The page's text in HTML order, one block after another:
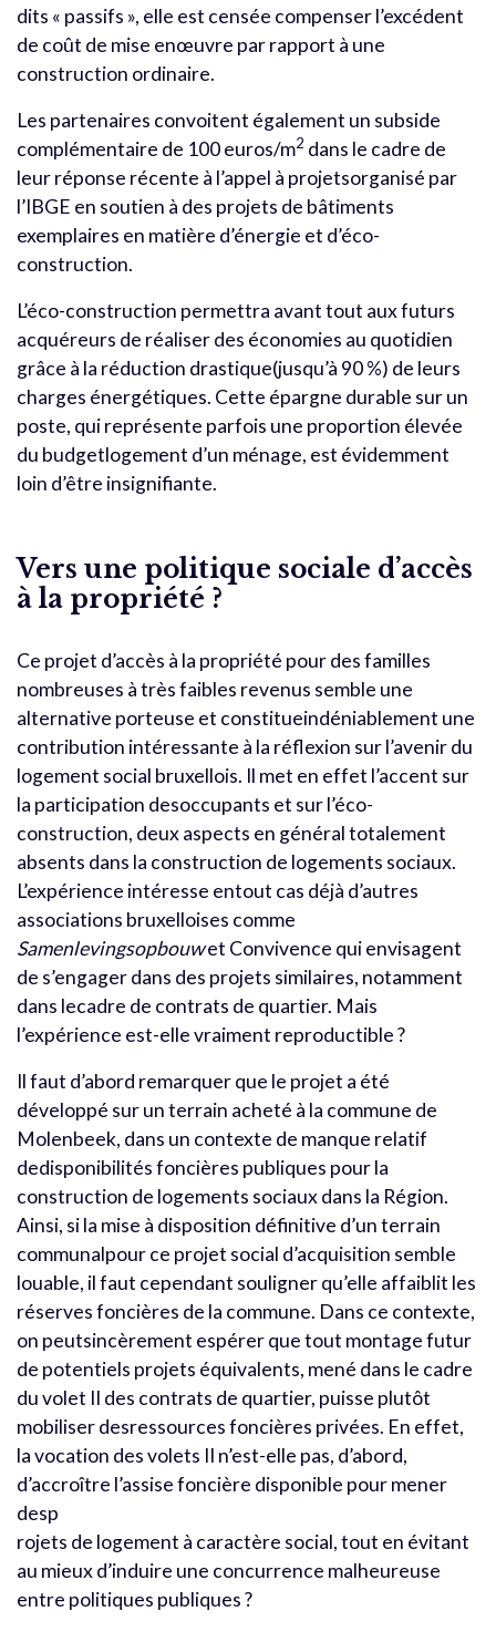
dits « passifs », elle est censée compenser l’excédent
de coût de mise enœuvre par rapport à une
construction ordinaire.
Les partenaires convoitent également un subside
complémentaire de 100 euros/m2 dans le cadre de
leur réponse récente à l’appel à projetsorganisé par
l’IBGE en soutien à des projets de bâtiments
exemplaires en matière d’énergie et d’éco-
construction.
L’éco-construction permettra avant tout aux futurs
acquéreurs de réaliser des économies au quotidien
grâce à la réduction drastique(jusqu’à 90 %) de leurs
charges énergétiques. Cette épargne durable sur un
poste, qui représente parfois une proportion élevée
du budgetlogement d’un ménage, est évidemment
loin d’être insignifiante.
Vers une politique sociale d’accès
à la propriété ?
Ce projet d’accès à la propriété pour des familles
nombreuses à très faibles revenus semble une
alternative porteuse et constitueindéniablement une
contribution intéressante à la réflexion sur l’avenir du
logement social bruxellois. Il met en effet l’accent sur
la participation desoccupants et sur l’éco-
construction, deux aspects en général totalement
absents dans la construction de logements sociaux.
L’expérience intéresse entout cas déjà d’autres
associations bruxelloises comme
Samenlevingsopbouwet Convivence qui envisagent
de s’engager dans des projets similaires, notamment
dans lecadre de contrats de quartier. Mais
l’expérience est-elle vraiment reproductible ?
Il faut d’abord remarquer que le projet a été
développé sur un terrain acheté à la commune de
Molenbeek, dans un contexte de manque relatif
dedisponibilités foncières publiques pour la
construction de logements sociaux dans la Région.
Ainsi, si la mise à disposition définitive d’un terrain
communalpour ce projet social d’acquisition semble
louable, il faut cependant souligner qu’elle affaiblit les
réserves foncières de la commune. Dans ce contexte,
on peutsincèrement espérer que tout montage futur
de potentiels projets équivalents, mené dans le cadre
du volet II des contrats de quartier, puisse plutôt
mobiliser desressources foncières privées. En effet,
la vocation des volets II n’est-elle pas, d’abord,
d’accroître l’assise foncière disponible pour mener
desp
rojets de logement à caractère social, tout en évitant
au mieux d’induire une concurrence malheureuse
entre politiques publiques ?